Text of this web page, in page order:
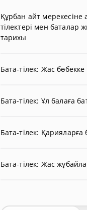
Құрбан айт мерекесіне
тілектері мен
тарихы
Бата-тілек: Жас бөбекке
Бата-тілек: Ұл балаға
Бата-тілек: Қарияларға
Бата-тілек: Жас